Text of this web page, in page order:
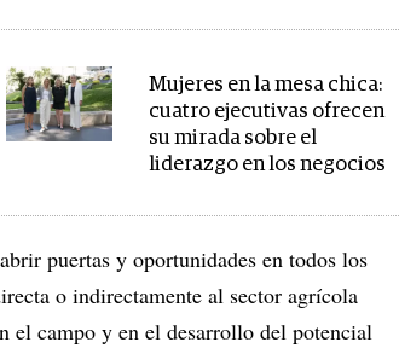
Mujeres en la mesa chica:
cuatro ejecutivas ofrecen
su mirada sobre el
liderazgo en los negocios
puertas y oportunidades en todos los
o indirectamente al sector agrícola
el campo y en el desarrollo del potencial